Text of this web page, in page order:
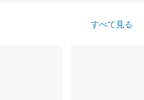
すべて見る